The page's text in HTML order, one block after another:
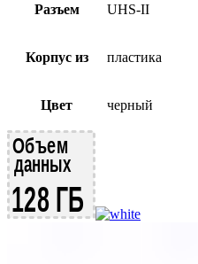
Разъем UHS-II
Корпус из пластика
Цвет черный